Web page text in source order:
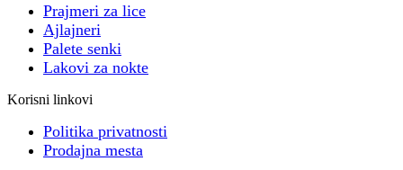
Prajmeri za lice
Ajlajneri
Palete senki
Lakovi za nokte
Korisni linkovi
Politika privatnosti
Prodajna mesta